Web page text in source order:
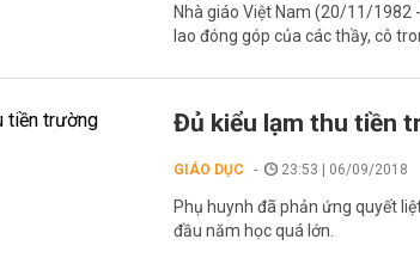
Nhà giáo Việt Nam (20/11/
lao đóng góp của các thầy, cô
Đủ kiểu lạm thu tiền
GIÁO DỤC 23:53 | 06/09/2018
Phụ huynh đã phản ứng quyết
đầu năm học quá lớn.